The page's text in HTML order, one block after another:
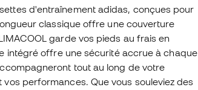
d'entraînement adidas, conçues pour
classique offre une couverture
garde vos pieds au frais en
intégré offre une sécurité accrue à chaque
tout au long de votre
performances. Que vous souleviez des